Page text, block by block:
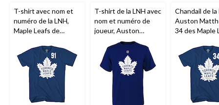
T-shirt avec nom et
numéro de la LNH,
Maple Leafs de
Tavares
T-shirt de la LNH avec
nom et numéro de
joueur, Auston
Matthews des Maple
Leafs de Toronto,
jeunes, tailles variées
Chandail de la
Auston
34 des Maple